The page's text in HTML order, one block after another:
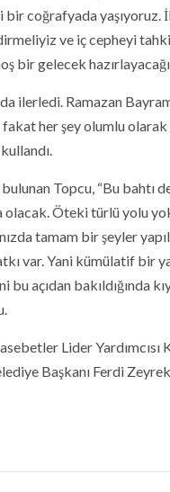
coğrafyada yaşıyoruz.
ve iç cepheyi
bir gelecek
ilerledi. Ramazan
her şey olumlu
Topcu, “Bu bahtı
olacak. Öteki türlü yolu
tamam bir şeyler
var. Yani kümülatif bir
bu açıdan bakıldığında
Lider
Başkanı Ferdi